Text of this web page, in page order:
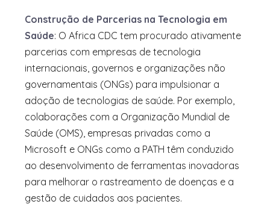
Construção de Parcerias na Tecnologia em
Saúde: O Africa CDC tem procurado ativamente
parcerias com empresas de tecnologia
internacionais, governos e organizações não
governamentais (ONGs) para impulsionar a
adoção de tecnologias de saúde. Por exemplo,
colaborações com a Organização Mundial de
Saúde (OMS), empresas privadas como a
Microsoft e ONGs como a PATH têm conduzido
ao desenvolvimento de ferramentas inovadoras
para melhorar o rastreamento de doenças e a
gestão de cuidados aos pacientes.